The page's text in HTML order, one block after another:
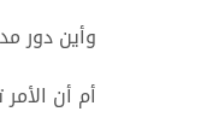
وأين دور
أم أن